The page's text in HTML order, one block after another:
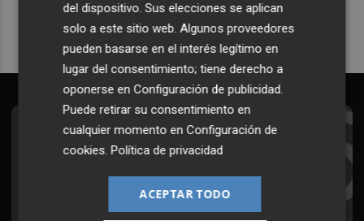
Suscríbete al Boletín
¡Quiero suscribirme!
del dispositivo. Sus elecciones se aplican
solo a este sitio web. Algunos proveedores
pueden basarse en el interés legítimo en
lugar del consentimiento; tiene derecho a
oponerse enConfiguración de publicidad.
Puede retirar su consentimiento en
cualquier momento enConfiguración de
cookies.Política de privacidad
ACEPTAR TODO